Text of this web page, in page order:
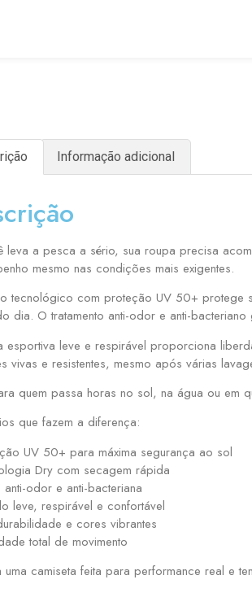
Informação adicional
leva a pesca a sério, sua roupa precisa
mesmo nas condições mais exigentes.
tecnológico com proteção UV 50+ protege
dia. O tratamento anti-odor e anti-
esportiva leve e respirável proporciona
vivas e resistentes, mesmo após várias
quem passa horas no sol, na água ou em
que fazem a diferença:
UV 50+ para máxima segurança ao sol
Dry com secagem rápida
odor e anti-bacteriana
leve, respirável e confortável
e cores vibrantes
total de movimento
uma camiseta feita para performance real e